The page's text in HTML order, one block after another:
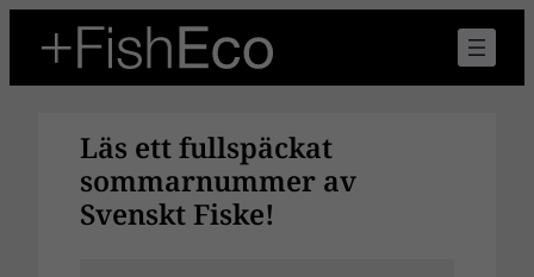
innehåll
Läs ett fullspäckat
sommarnummer av
Svenskt Fiske!